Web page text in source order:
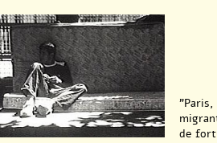
"Paris,
de